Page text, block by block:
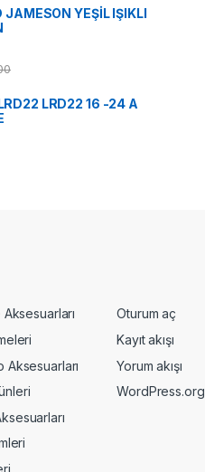
JAMESON YEŞİL IŞIKLI
LRD22 16 -24 A
Oturum aç
Kayıt akışı
Yorum akışı
WordPress.org